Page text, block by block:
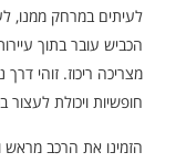
לעיתים במרחק ממנו,
הכביש עובר בתוך
מצריכה ריכוז. זוהי
חופשיות ויכולת לעצור
הזמינו את הרכב מראש